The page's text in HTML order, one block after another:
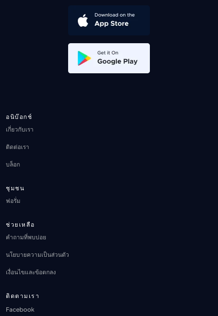
อนิบ๊อกช์
เกี่ยวกับเรา
ติดต่อเรา
บล็อก
ชุมชน
ฟอรั่ม
ช่วยเหลือ
คำถามที่พบบ่อย
นโยบายความเป็นส่วนตัว
เงื่อนไขและข้อตกลง
ติดตามเรา
Facebook